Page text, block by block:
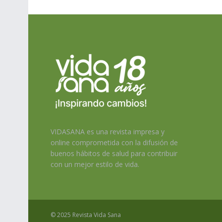
VIDASANA es una revista impresa y
online comprometida con la difusión de
buenos hábitos de salud para contribuir
con un mejor estilo de vida.
© 2025 Revista Vida Sana